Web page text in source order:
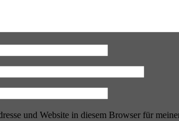
und Website in diesem Browser für